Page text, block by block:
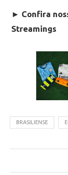
► Confira
Streamings
BRASILIENSE